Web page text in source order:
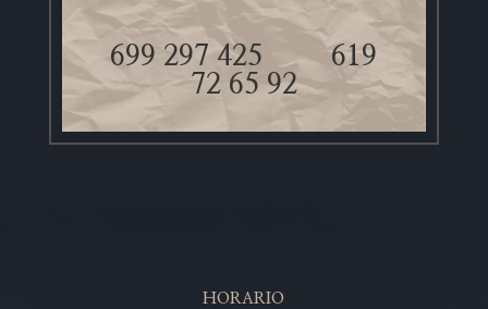
699 297 425619
72 65 92
HORARIO